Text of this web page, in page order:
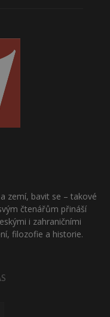
zemí, bavit se – takové
čtenářům přináší
i zahraničními
filozofie a historie.